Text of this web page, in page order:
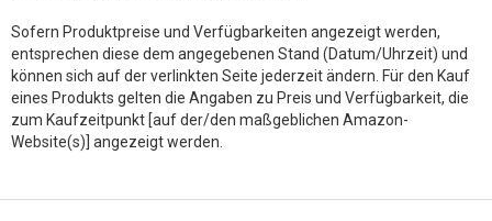
Sofern Produktpreise und Verfügbarkeiten angezeigt werden,
entsprechen diese dem angegebenen Stand (Datum/Uhrzeit) und
können sich auf der verlinkten Seite jederzeit ändern. Für den Kauf
eines Produkts gelten die Angaben zu Preis und Verfügbarkeit, die
zum Kaufzeitpunkt [auf der/den maßgeblichen Amazon-
Website(s)] angezeigt werden.